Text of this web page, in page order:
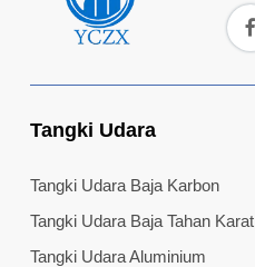
Tangki Udara
Tangki Udara Baja Karbon
Tangki Udara Baja Tahan Karat
Tangki Udara Aluminium